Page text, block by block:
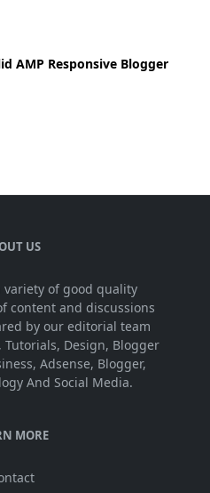
AMP Responsive Blogger
US
variety of good quality
content and discussions
by our editorial team
Tutorials, Design, Blogger
Adsense, Blogger,
And Social Media.
MORE